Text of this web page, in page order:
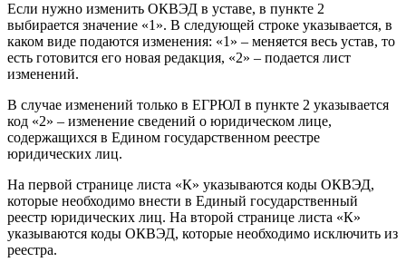
Если нужно изменить ОКВЭД в уставе, в пункте 2
выбирается значение «1». В следующей строке указывается, в
каком виде подаются изменения: «1» – меняется весь устав, то
есть готовится его новая редакция, «2» – подается лист
изменений.
В случае изменений только в ЕГРЮЛ в пункте 2 указывается
код «2» – изменение сведений о юридическом лице,
содержащихся в Едином государственном реестре
юридических лиц.
На первой странице листа «К» указываются коды ОКВЭД,
которые необходимо внести в Единый государственный
реестр юридических лиц. На второй странице листа «К»
указываются коды ОКВЭД, которые необходимо исключить из
реестра.